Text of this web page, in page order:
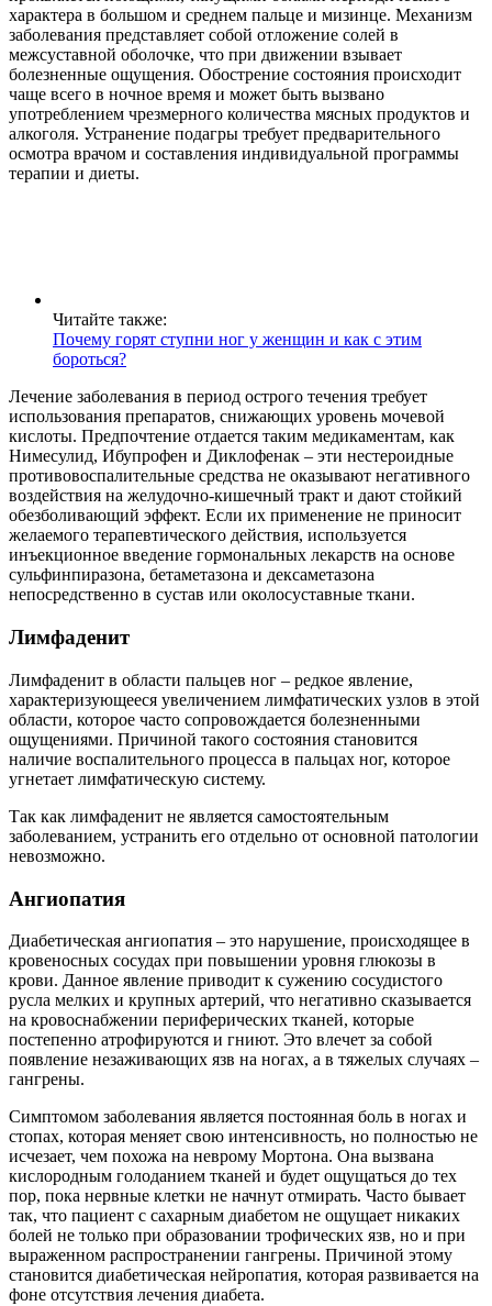
характера в большом и среднем пальце и мизинце. Механизм
заболевания представляет собой отложение солей в
межсуставной оболочке, что при движении взывает
болезненные ощущения. Обострение состояния происходит
чаще всего в ночное время и может быть вызвано
употреблением чрезмерного количества мясных продуктов и
алкоголя. Устранение подагры требует предварительного
осмотра врачом и составления индивидуальной программы
терапии и диеты.
Читайте также:
Почему горят ступни ног у женщин и как с этим
бороться?
Лечение заболевания в период острого течения требует
использования препаратов, снижающих уровень мочевой
кислоты. Предпочтение отдается таким медикаментам, как
Нимесулид, Ибупрофен и Диклофенак – эти нестероидные
противовоспалительные средства не оказывают негативного
воздействия на желудочно-кишечный тракт и дают стойкий
обезболивающий эффект. Если их применение не приносит
желаемого терапевтического действия, используется
инъекционное введение гормональных лекарств на основе
сульфинпиразона, бетаметазона и дексаметазона
непосредственно в сустав или околосуставные ткани.
Лимфаденит
Лимфаденит в области пальцев ног – редкое явление,
характеризующееся увеличением лимфатических узлов в этой
области, которое часто сопровождается болезненными
ощущениями. Причиной такого состояния становится
наличие воспалительного процесса в пальцах ног, которое
угнетает лимфатическую систему.
Так как лимфаденит не является самостоятельным
заболеванием, устранить его отдельно от основной патологии
невозможно.
Ангиопатия
Диабетическая ангиопатия – это нарушение, происходящее в
кровеносных сосудах при повышении уровня глюкозы в
крови. Данное явление приводит к сужению сосудистого
русла мелких и крупных артерий, что негативно сказывается
на кровоснабжении периферических тканей, которые
постепенно атрофируются и гниют. Это влечет за собой
появление незаживающих язв на ногах, а в тяжелых случаях –
гангрены.
Симптомом заболевания является постоянная боль в ногах и
стопах, которая меняет свою интенсивность, но полностью не
исчезает, чем похожа на неврому Мортона. Она вызвана
кислородным голоданием тканей и будет ощущаться до тех
пор, пока нервные клетки не начнут отмирать. Часто бывает
так, что пациент с сахарным диабетом не ощущает никаких
болей не только при образовании трофических язв, но и при
выраженном распространении гангрены. Причиной этому
становится диабетическая нейропатия, которая развивается на
фоне отсутствия лечения диабета.